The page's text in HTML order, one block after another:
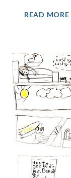
READ MORE